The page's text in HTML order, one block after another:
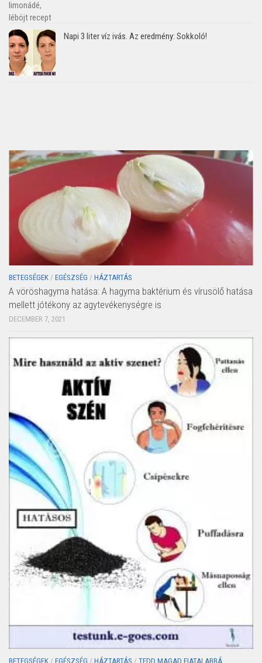
Napi 3 liter víz ivás. Az eredmény: Sokkoló!
BETEGSÉGEK / EGÉSZSÉG / HÁZTARTÁS
A vöröshagyma hatása: A hagyma baktérium és vírusölő hatása
mellett jótékony az agytevékenységre is
DECEMBER 7, 2021
BETEGSÉGEK / EGÉSZSÉG / HÁZTARTÁS / TEDD MAGAD FIATALABBÁ